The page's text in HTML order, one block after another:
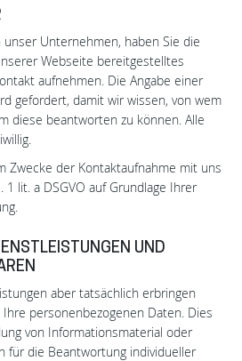
unser Unternehmen, haben Sie die
Webseite bereitgestelltes
aufnehmen. Die Angabe einer
gefordert, damit wir wissen, von wem
diese beantworten zu können. Alle
Zwecke der Kontaktaufnahme mit uns
1 lit. a DSGVO auf Grundlage Ihrer
UND
aber tatsächlich erbringen
personenbezogenen Daten. Dies
von Informationsmaterial oder
für die Beantwortung individueller